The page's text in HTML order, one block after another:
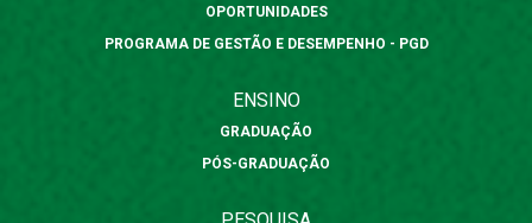
OPORTUNIDADES
PROGRAMA DE GESTÃO E DESEMPENHO - PGD
ENSINO
GRADUAÇÃO
PÓS-GRADUAÇÃO